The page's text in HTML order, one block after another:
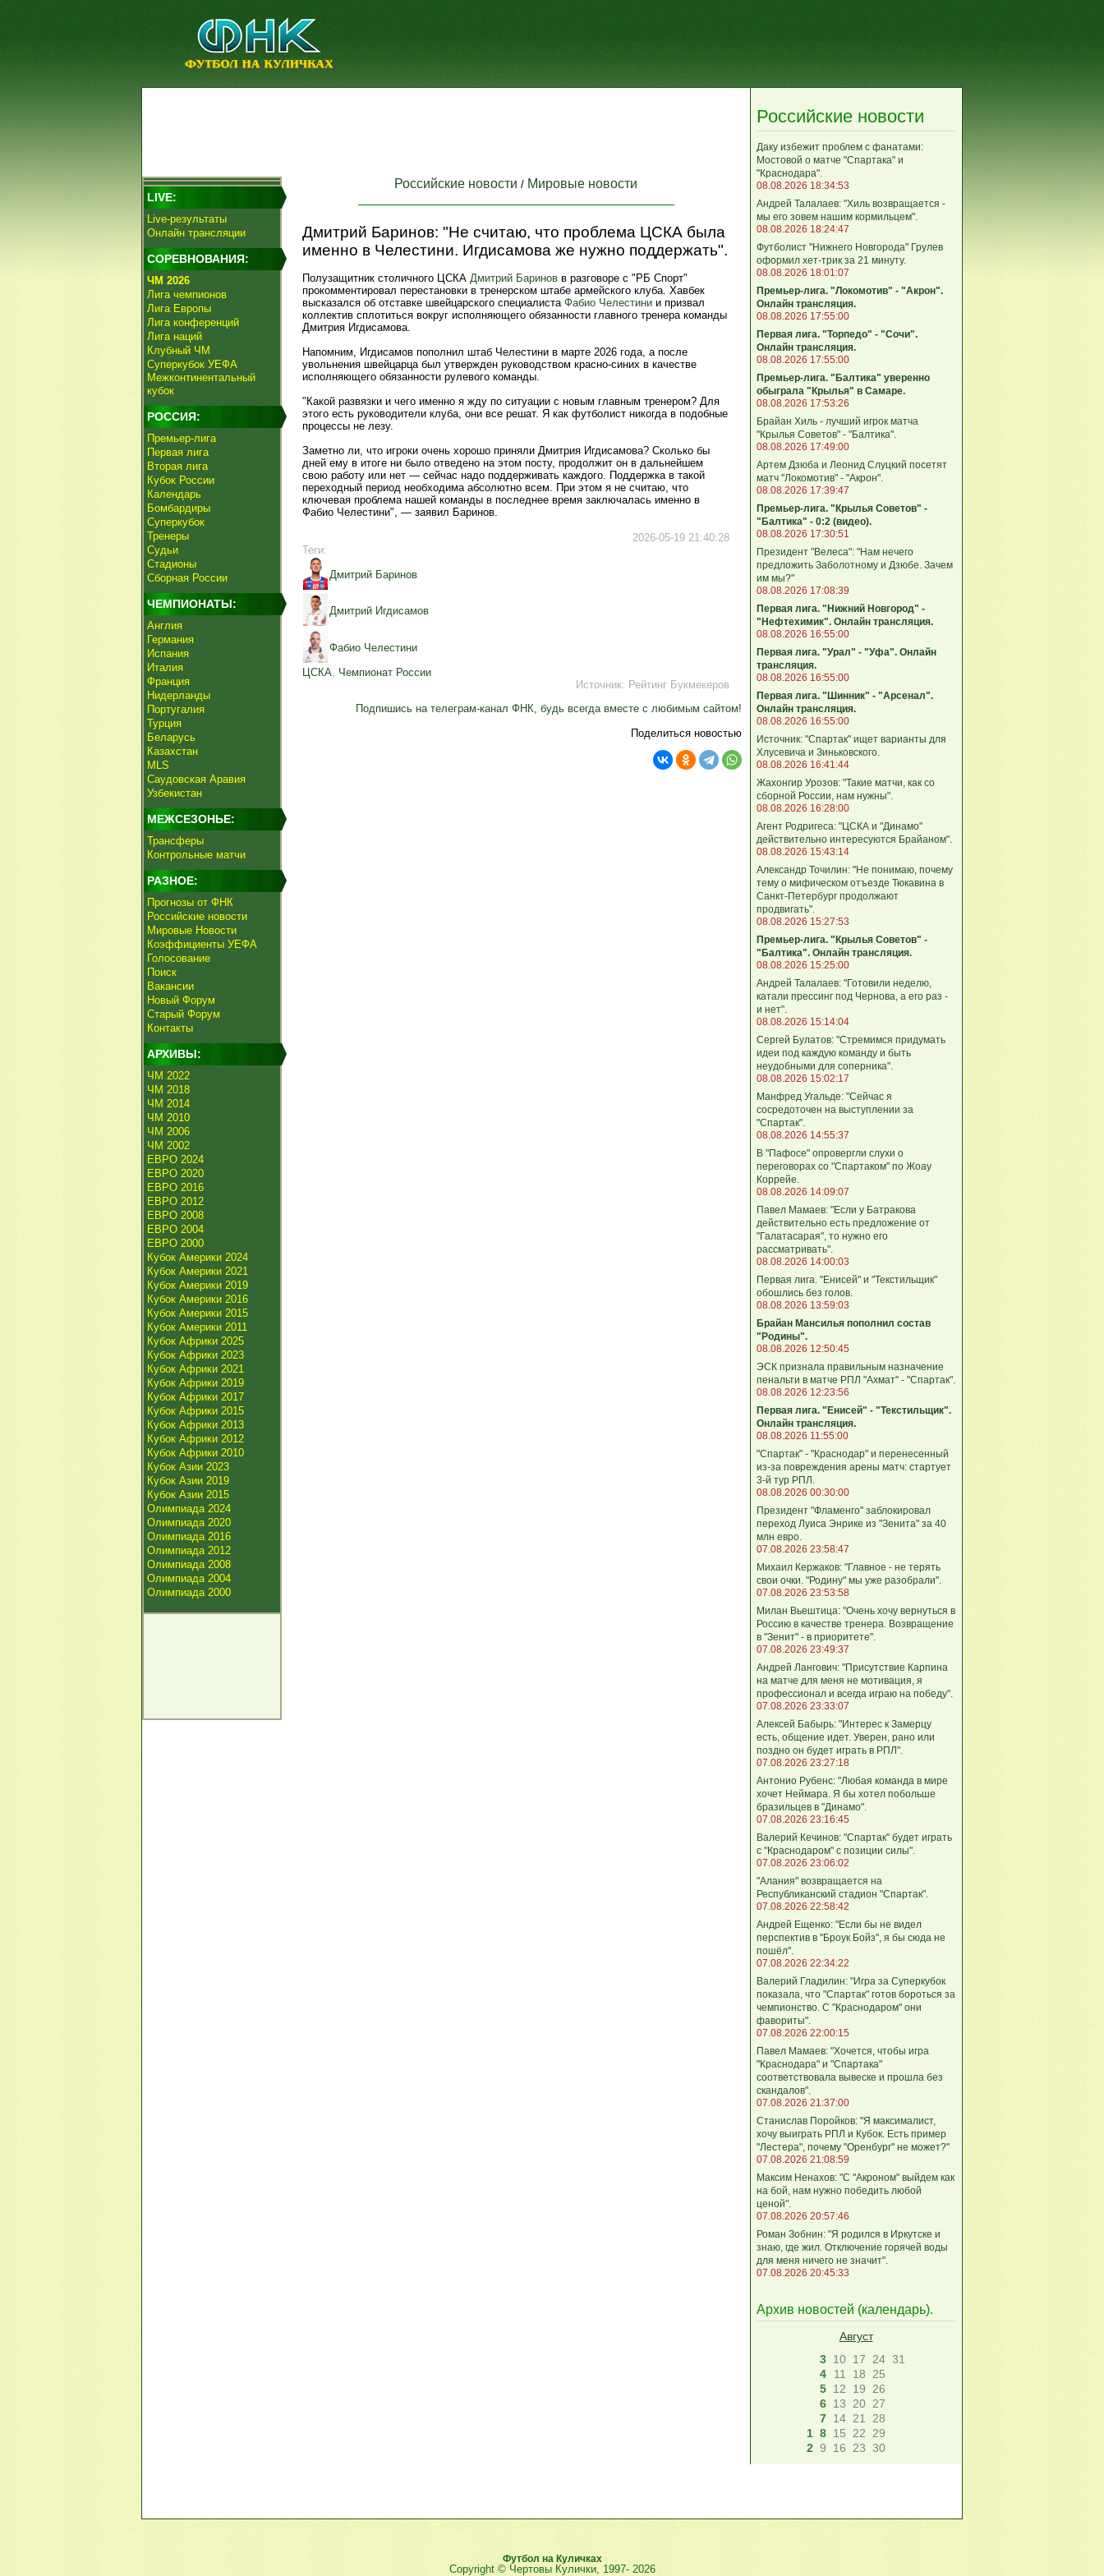
LIVE:
Live-результаты
Онлайн трансляции
СОРЕВНОВАНИЯ:
ЧМ 2026
Лига чемпионов
Лига Европы
Лига конференций
Лига наций
Клубный ЧМ
Суперкубок УЕФА
Межконтинентальный
кубок
РОССИЯ:
Премьер-лига
Первая лига
Вторая лига
Кубок России
Календарь
Бомбардиры
Суперкубок
Тренеры
Судьи
Стадионы
Сборная России
ЧЕМПИОНАТЫ:
Англия
Германия
Испания
Италия
Франция
Нидерланды
Португалия
Турция
Беларусь
Казахстан
MLS
Саудовская Аравия
Узбекистан
МЕЖСЕЗОНЬЕ:
Трансферы
Контрольные матчи
РАЗНОЕ:
Прогнозы от ФНК
Российские новости
Мировые Новости
Коэффициенты УЕФА
Голосование
Поиск
Вакансии
Новый Форум
Старый Форум
Контакты
АРХИВЫ:
ЧМ 2022
ЧМ 2018
ЧМ 2014
ЧМ 2010
ЧМ 2006
ЧМ 2002
ЕВРО 2024
ЕВРО 2020
ЕВРО 2016
ЕВРО 2012
ЕВРО 2008
ЕВРО 2004
ЕВРО 2000
Кубок Америки 2024
Кубок Америки 2021
Кубок Америки 2019
Кубок Америки 2016
Кубок Америки 2015
Кубок Америки 2011
Кубок Африки 2025
Кубок Африки 2023
Кубок Африки 2021
Кубок Африки 2019
Кубок Африки 2017
Кубок Африки 2015
Кубок Африки 2013
Кубок Африки 2012
Кубок Африки 2010
Кубок Азии 2023
Кубок Азии 2019
Кубок Азии 2015
Олимпиада 2024
Олимпиада 2020
Олимпиада 2016
Олимпиада 2012
Олимпиада 2008
Олимпиада 2004
Олимпиада 2000
Российские новости / Мировые новости
Дмитрий Баринов: "Не считаю, что проблема ЦСКА была
именно в Челестини. Игдисамова же нужно поддержать".
Полузащитник столичного ЦСКА Дмитрий Баринов в разговоре с "РБ Спорт"
прокомментировал перестановки в тренерском штабе армейского клуба. Хавбек
высказался об отставке швейцарского специалиста Фабио Челестини и призвал
коллектив сплотиться вокруг исполняющего обязанности главного тренера команды
Дмитрия Игдисамова.
Напомним, Игдисамов пополнил штаб Челестини в марте 2026 года, а после
увольнения швейцарца был утвержден руководством красно-синих в качестве
исполняющего обязанности рулевого команды.
"Какой развязки и чего именно я жду по ситуации с новым главным тренером? Для
этого есть руководители клуба, они все решат. Я как футболист никогда в подобные
процессы не лезу.
Заметно ли, что игроки очень хорошо приняли Дмитрия Игдисамова? Сколько бы
дней ему в итоге ни было отведено на этом посту, продолжит он в дальнейшем
свою работу или нет — сейчас надо поддерживать каждого. Поддержка в такой
переходный период необходима абсолютно всем. При этом я не считаю, что
ключевая проблема нашей команды в последнее время заключалась именно в
Фабио Челестини", — заявил Баринов.
2026-05-19 21:40:28
Теги:
Дмитрий Баринов
Дмитрий Игдисамов
Фабио Челестини
ЦСКА, Чемпионат России
Источник: Рейтинг Букмекеров
Подпишись на телеграм-канал ФНК, будь всегда вместе с любимым сайтом!
Поделиться новостью
Российские новости
Даку избежит проблем с фанатами:
Мостовой о матче "Спартака" и
"Краснодара".
08.08.2026 18:34:53
Андрей Талалаев: "Хиль возвращается -
мы его зовем нашим кормильцем".
08.08.2026 18:24:47
Футболист "Нижнего Новгорода" Грулев
оформил хет-трик за 21 минуту.
08.08.2026 18:01:07
Премьер-лига. "Локомотив" - "Акрон".
Онлайн трансляция.
08.08.2026 17:55:00
Первая лига. "Торпедо" - "Сочи".
Онлайн трансляция.
08.08.2026 17:55:00
Премьер-лига. "Балтика" уверенно
обыграла "Крылья" в Самаре.
08.08.2026 17:53:26
Брайан Хиль - лучший игрок матча
"Крылья Советов" - "Балтика".
08.08.2026 17:49:00
Артем Дзюба и Леонид Слуцкий посетят
матч "Локомотив" - "Акрон".
08.08.2026 17:39:47
Премьер-лига. "Крылья Советов" -
"Балтика" - 0:2 (видео).
08.08.2026 17:30:51
Президент "Велеса": "Нам нечего
предложить Заболотному и Дзюбе. Зачем
им мы?"
08.08.2026 17:08:39
Первая лига. "Нижний Новгород" -
"Нефтехимик". Онлайн трансляция.
08.08.2026 16:55:00
Первая лига. "Урал" - "Уфа". Онлайн
трансляция.
08.08.2026 16:55:00
Первая лига. "Шинник" - "Арсенал".
Онлайн трансляция.
08.08.2026 16:55:00
Источник: "Спартак" ищет варианты для
Хлусевича и Зиньковского.
08.08.2026 16:41:44
Жахонгир Урозов: "Такие матчи, как со
сборной России, нам нужны".
08.08.2026 16:28:00
Агент Родригеса: "ЦСКА и "Динамо"
действительно интересуются Брайаном".
08.08.2026 15:43:14
Александр Точилин: "Не понимаю, почему
тему о мифическом отъезде Тюкавина в
Санкт-Петербург продолжают
продвигать".
08.08.2026 15:27:53
Премьер-лига. "Крылья Советов" -
"Балтика". Онлайн трансляция.
08.08.2026 15:25:00
Андрей Талалаев: "Готовили неделю,
катали прессинг под Чернова, а его раз -
и нет".
08.08.2026 15:14:04
Сергей Булатов: "Стремимся придумать
идеи под каждую команду и быть
неудобными для соперника".
08.08.2026 15:02:17
Манфред Угальде: "Сейчас я
сосредоточен на выступлении за
"Спартак".
08.08.2026 14:55:37
В "Пафосе" опровергли слухи о
переговорах со "Спартаком" по Жоау
Коррейе.
08.08.2026 14:09:07
Павел Мамаев: "Если у Батракова
действительно есть предложение от
"Галатасарая", то нужно его
рассматривать".
08.08.2026 14:00:03
Первая лига. "Енисей" и "Текстильщик"
обошлись без голов.
08.08.2026 13:59:03
Брайан Мансилья пополнил состав
"Родины".
08.08.2026 12:50:45
ЭСК признала правильным назначение
пенальти в матче РПЛ "Ахмат" - "Спартак".
08.08.2026 12:23:56
Первая лига. "Енисей" - "Текстильщик".
Онлайн трансляция.
08.08.2026 11:55:00
"Спартак" - "Краснодар" и перенесенный
из-за повреждения арены матч: стартует
3-й тур РПЛ.
08.08.2026 00:30:00
Президент "Фламенго" заблокировал
переход Луиса Энрике из "Зенита" за 40
млн евро.
07.08.2026 23:58:47
Михаил Кержаков: "Главное - не терять
свои очки. "Родину" мы уже разобрали".
07.08.2026 23:53:58
Милан Вьештица: "Очень хочу вернуться в
Россию в качестве тренера. Возвращение
в "Зенит" - в приоритете".
07.08.2026 23:49:37
Андрей Лангович: "Присутствие Карпина
на матче для меня не мотивация, я
профессионал и всегда играю на победу".
07.08.2026 23:33:07
Алексей Бабырь: "Интерес к Замерцу
есть, общение идет. Уверен, рано или
поздно он будет играть в РПЛ".
07.08.2026 23:27:18
Антонио Рубенс: "Любая команда в мире
хочет Неймара. Я бы хотел побольше
бразильцев в "Динамо".
07.08.2026 23:16:45
Валерий Кечинов: "Спартак" будет играть
с "Краснодаром" с позиции силы".
07.08.2026 23:06:02
"Алания" возвращается на
Республиканский стадион "Спартак".
07.08.2026 22:58:42
Андрей Ещенко: "Если бы не видел
перспектив в "Броук Бойз", я бы сюда не
пошёл".
07.08.2026 22:34:22
Валерий Гладилин: "Игра за Суперкубок
показала, что "Спартак" готов бороться за
чемпионство. С "Краснодаром" они
фавориты".
07.08.2026 22:00:15
Павел Мамаев: "Хочется, чтобы игра
"Краснодара" и "Спартака"
соответствовала вывеске и прошла без
скандалов".
07.08.2026 21:37:00
Станислав Поройков: "Я максималист,
хочу выиграть РПЛ и Кубок. Есть пример
"Лестера", почему "Оренбург" не может?"
07.08.2026 21:08:59
Максим Ненахов: "С "Акроном" выйдем как
на бой, нам нужно победить любой
ценой".
07.08.2026 20:57:46
Роман Зобнин: "Я родился в Иркутске и
знаю, где жил. Отключение горячей воды
для меня ничего не значит".
07.08.2026 20:45:33
Архив новостей (календарь).
Август
3 10 17 24 31
4
11 18
25
5 12 19
26
6 13 20 27
7 14 21
28
1 8 15 22
29
2 9 16 23 30
Футбол на Куличках
Copyright © Чертовы Кулички, 1997- 2026